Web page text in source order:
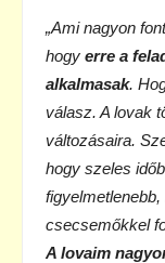
„Ami nagyon
hogy erre a
alkalmasak.
válasz. A lovak
változásaira.
hogy szeles
csecsemőkkel
A lovaim